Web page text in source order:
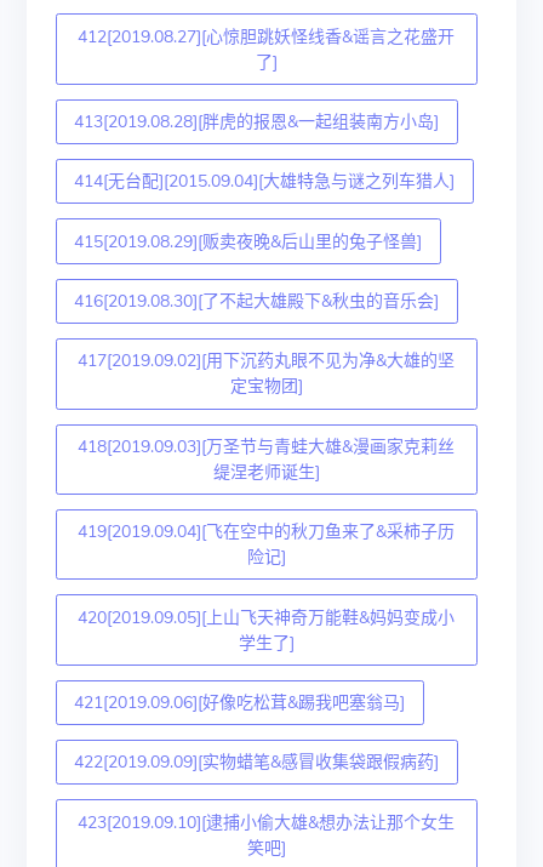
412[2019.08.27][心惊胆跳妖怪线香&谣言之花盛开
了]
413[2019.08.28][胖虎的报恩&一起组装南方小岛]
414[无台配][2015.09.04][大雄特急与谜之列车猎人]
415[2019.08.29][贩卖夜晚&后山里的兔子怪兽]
416[2019.08.30][了不起大雄殿下&秋虫的音乐会]
417[2019.09.02][用下沉药丸眼不见为净&大雄的坚
定宝物团]
418[2019.09.03][万圣节与青蛙大雄&漫画家克莉丝
缇涅老师诞生]
419[2019.09.04][飞在空中的秋刀鱼来了&采柿子历
险记]
420[2019.09.05][上山飞天神奇万能鞋&妈妈变成小
学生了]
421[2019.09.06][好像吃松茸&踢我吧塞翁马]
422[2019.09.09][实物蜡笔&感冒收集袋跟假病药]
423[2019.09.10][逮捕小偷大雄&想办法让那个女生
笑吧]